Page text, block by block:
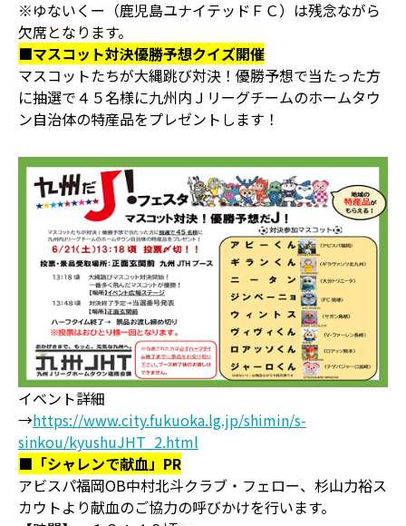
※ゆないくー（鹿児島ユナイテッドＦＣ）は残念ながら
欠席となります。
■マスコット対決優勝予想クイズ開催
マスコットたちが大縄跳び対決！優勝予想で当たった方
に抽選で４５名様に九州内Ｊリーグチームのホームタウ
ン自治体の特産品をプレゼントします！
イベント詳細
→https://www.city.fukuoka.lg.jp/shimin/s-
sinkou/kyushuJHT_2.html
■「シャレンで献血」PR
アビスパ福岡OB中村北斗クラブ・フェロー、杉山力裕ス
カウトより献血のご協力の呼びかけを行います。